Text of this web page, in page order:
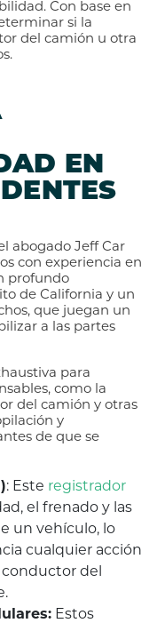
Con base en
si la
del camión u otra
EN
abogado Jeff Car
con experiencia en
profundo
de California y un
que juegan un
a las partes
para
como la
del camión y otras
y
de que se
: Este registrador
el frenado y las
un vehículo, lo
cualquier acción
conductor del
Estos